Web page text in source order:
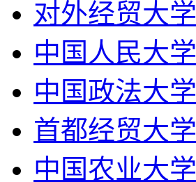
对外经贸大学
中国人民大学
中国政法大学
首都经贸大学
中国农业大学